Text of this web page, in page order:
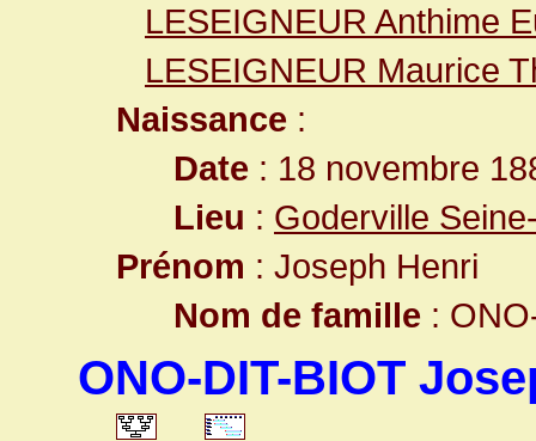
LESEIGNEUR Anthime
LESEIGNEUR Maurice
Naissance :
Date : 18 novembre
Lieu : Goderville
Prénom : Joseph Henri
Nom de famille :
ONO-DIT-BIOT